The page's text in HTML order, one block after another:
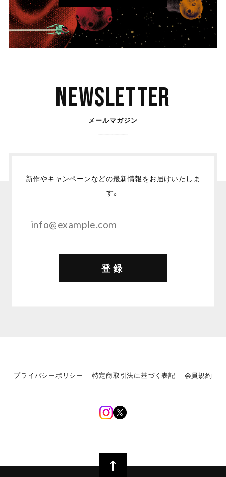
Newsletter
メールマガジン
新作やキャンペーンなどの最新情報をお届けいたしま
す。
登録
プライバシーポリシー 特定商取引法に基づく表記 会員規約